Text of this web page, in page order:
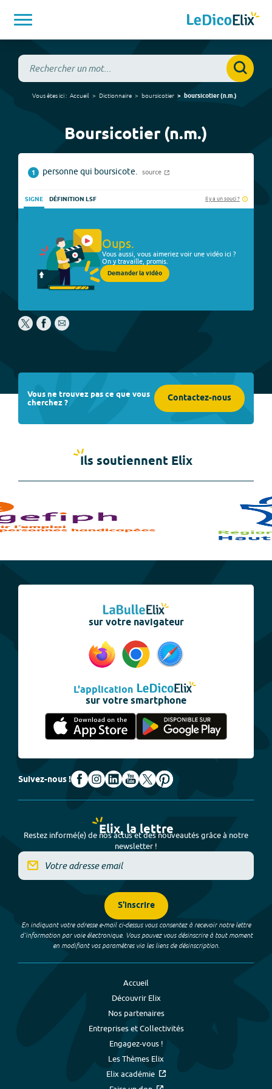
Vous êtes ici : Accueil Dictionnaire boursicotier boursicotier(n.m.)
Boursicotier (n.m.)
1 personne qui boursicote. source
SIGNE DÉFINITION LSF Il y a un souci ?
Oups.
Vous aussi, vous aimeriez voir une vidéo ici ?
On y travaille, promis.
Demander la vidéo
Vous ne trouvez pas ce que vous
cherchez ? Contactez-nous
Ils soutiennent Elix
sur votre navigateur
L'application
sur votre smartphone
Suivez-nous !
Elix, la lettre
Restez informé(e) de nos actus et des nouveautés grâce à notre
newsletter !
S'inscrire
En indiquant votre adresse e-mail ci-dessus vous consentez à recevoir notre lettre
d’information par voie électronique. Vous pouvez vous désinscrire à tout moment
en modifiant vos paramètres via les liens de désinscription.
Accueil
Découvrir Elix
Nos partenaires
Entreprises et Collectivités
Engagez-vous !
Les Thèmes Elix
Elix académie